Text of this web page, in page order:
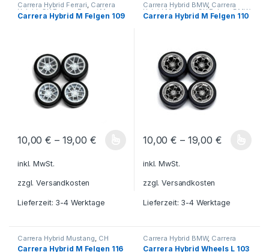
Carrera Hybrid Ferrari, Carrera
Hybrid CH Felgen Ferrari M
Carrera Hybrid BMW ,Carrera
Carrera Hybrid M Felgen 109
10,00€ – 19,00 €
Dieses Produkt weist mehrere Varianten auf. Die Optionen
inkl. MwSt.
zzgl.Versandkosten
Lieferzeit: 3-4 Werktage
Carrera Hybrid BMW, Carrera
Hybrid Mustang CH Felgen BMW
M,CH Felgen Mustang M,
Carrera Hybrid M Felgen 110
10,00€ – 19,00 €
Dieses Produkt weist mehrere
inkl. MwSt.
zzgl.Versandkosten
Lieferzeit: 3-4 Werktage
Carrera Hybrid Mustang CH
Felgen BMW M , CH Felgen
Carrera Hybrid M Felgen 116
Carrera Hybrid BMW, Carrera
Hybrid Mustang CH Felgen BMW
Carrera Hybrid Wheels L 103